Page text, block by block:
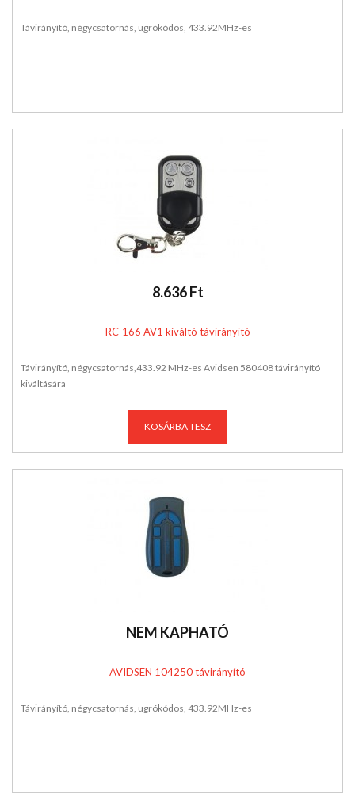
Távirányító, négycsatornás, ugrókódos, 433.92MHz-es
8.636 Ft
RC-166 AV1 kiváltó távirányító
Távirányító, négycsatornás,433.92 MHz-es Avidsen 580408 távirányító
kiváltására
KOSÁRBA TESZ
NEM KAPHATÓ
AVIDSEN 104250 távirányító
Távirányító, négycsatornás, ugrókódos, 433.92MHz-es